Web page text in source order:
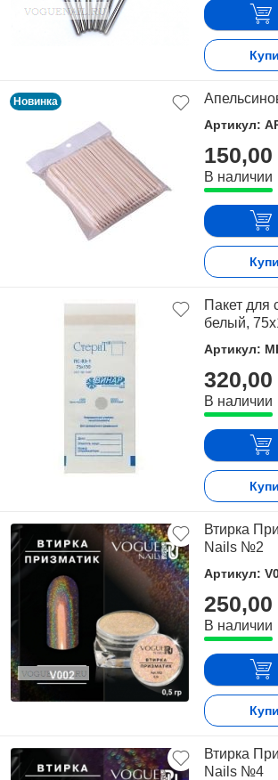
Новинка
Артикул:
В наличии
Пакет для
белый,
Артикул:
В наличии
Втирка
Nails №2
Артикул:
В наличии
Втирка
Nails №4